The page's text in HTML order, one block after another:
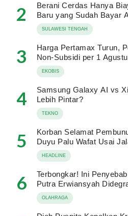
2
Berani Cerdas Hanya
Baru yang Sudah Bayar
SULAWESI TENGAH
3
Harga Pertamax Turun,
Non-Subsidi per 1
EKOBIS
4
Samsung Galaxy AI vs
Lebih Pintar?
TEKNO
5
Korban Selamat
Duyu Palu Wafat Usai
HEADLINE
6
Terbongkar! Ini
Putra Erwiansyah
OLAHRAGA